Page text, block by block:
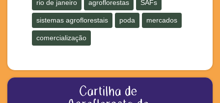
rio de janeiro agroflorestas SAFs
sistemas agroflorestais poda mercados
comercialização